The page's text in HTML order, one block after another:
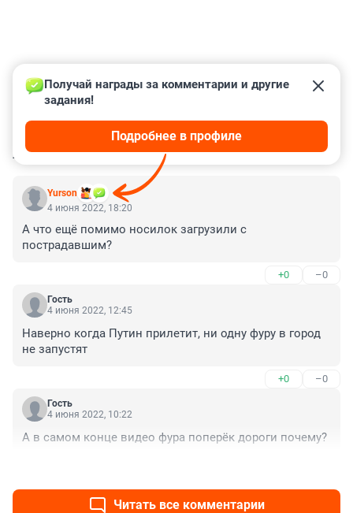
КОММЕНТАРИИ 15
Yurson
Получай награды за комментарии и другие
задания!
Подробнее в профиле
4 июня 2022, 18:20
А что ещё помимо носилок загрузили с
пострадавшим?
+0 –0
Гость
4 июня 2022, 12:45
Наверно когда Путин прилетит, ни одну фуру в город
не запустят
+0 –0
Гость
4 июня 2022, 10:22
А в самом конце видео фура поперёк дороги почему?
Читать все комментарии